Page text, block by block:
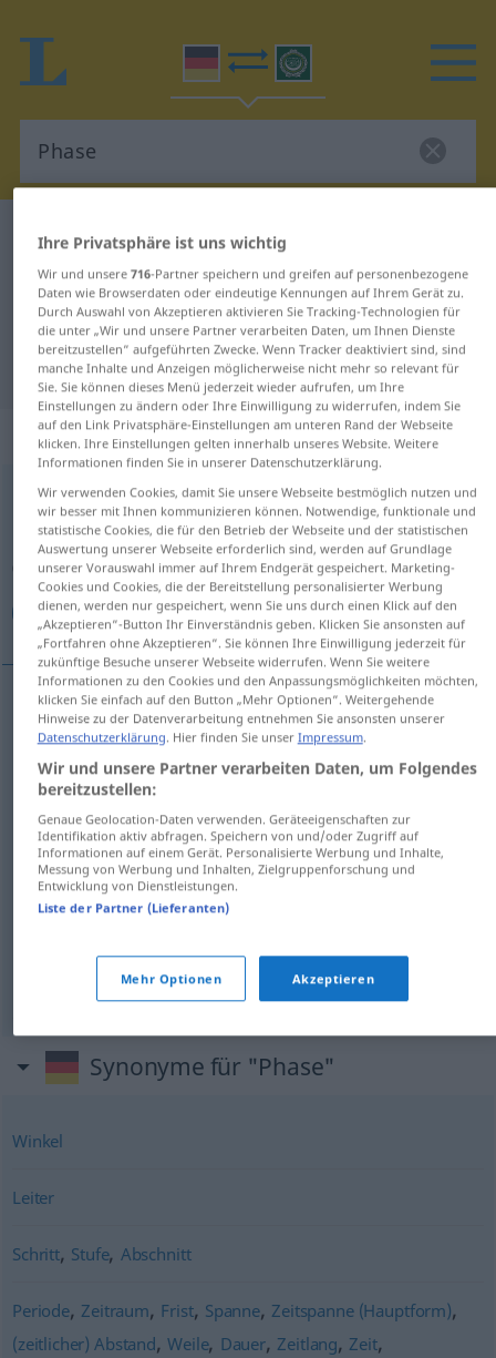
Deutsch-Arabisch Wörterbuch
Deutsch-Arabisch Übersetzung für
"Phase"
"Phase" Arabisch Übersetzung
„Phase“: Femininum
Phasef
Übersicht aller Übersetzungen
(Für mehr Details die Übersetzung anklicken/antippen)
مرحلة, طور, وجه, مراحل, أطوار, أوجه
مرحلة [marħala] Phase
مراحل[maˈraːħil] (2) Phase
طور [tɑur]
أطوار PL [ʔɑtˈwaːr]
أوجه [ʔaudʒuh] Phase
Synonyme für "Phase"
Winkel
Leiter
Schritt, Stufe, Abschnitt
Periode, Zeitraum, Frist, Spanne, Zeitspanne (Hauptform),
(zeitlicher) Abstand,Weile, Dauer, Zeitlang, Zeit,
Ihre Privatsphäre ist uns wichtig
Wir und unsere 716-Partner speichern und greifen auf personenbezogene
Daten wie Browserdaten oder eindeutige Kennungen auf Ihrem Gerät zu.
Durch Auswahl von Akzeptieren aktivieren Sie Tracking-Technologien für
die unter „Wir und unsere Partner verarbeiten Daten, um Ihnen Dienste
bereitzustellen“ aufgeführten Zwecke. Wenn Tracker deaktiviert sind, sind
manche Inhalte und Anzeigen möglicherweise nicht mehr so relevant für
Sie. Sie können dieses Menü jederzeit wieder aufrufen, um Ihre
Einstellungen zu ändern oder Ihre Einwilligung zu widerrufen, indem Sie
auf den Link Privatsphäre-Einstellungen am unteren Rand der Webseite
klicken. Ihre Einstellungen gelten innerhalb unseres Website. Weitere
Informationen finden Sie in unserer Datenschutzerklärung.
Wir verwenden Cookies, damit Sie unsere Webseite bestmöglich nutzen und
wir besser mit Ihnen kommunizieren können. Notwendige, funktionale und
statistische Cookies, die für den Betrieb der Webseite und der statistischen
Auswertung unserer Webseite erforderlich sind, werden auf Grundlage
unserer Vorauswahl immer auf Ihrem Endgerät gespeichert. Marketing-
Cookies und Cookies, die der Bereitstellung personalisierter Werbung
dienen, werden nur gespeichert, wenn Sie uns durch einen Klick auf den
„Akzeptieren“-Button Ihr Einverständnis geben. Klicken Sie ansonsten auf
„Fortfahren ohne Akzeptieren“. Sie können Ihre Einwilligung jederzeit für
zukünftige Besuche unserer Webseite widerrufen. Wenn Sie weitere
Informationen zu den Cookies und den Anpassungsmöglichkeiten möchten,
klicken Sie einfach auf den Button „Mehr Optionen“. Weitergehende
Hinweise zu der Datenverarbeitung entnehmen Sie ansonsten unserer
Datenschutzerklärung. Hier finden Sie unser Impressum.
Wir und unsere Partner verarbeiten Daten, um Folgendes
bereitzustellen:
Genaue Geolocation-Daten verwenden. Geräteeigenschaften zur
Identifikation aktiv abfragen. Speichern von und/oder Zugriff auf
Informationen auf einem Gerät. Personalisierte Werbung und Inhalte,
Messung von Werbung und Inhalten, Zielgruppenforschung und
Entwicklung von Dienstleistungen.
Liste der Partner (Lieferanten)
Mehr Optionen Akzeptieren